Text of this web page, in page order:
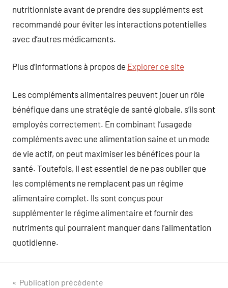
nutritionniste avant de prendre des suppléments est
recommandé pour éviter les interactions potentielles
avec d’autres médicaments.
Plus d’informations à propos de Explorer ce site
Les compléments alimentaires peuvent jouer un rôle
bénéfique dans une stratégie de santé globale, s’ils sont
employés correctement. En combinant l’usagede
compléments avec une alimentation saine et un mode
de vie actif, on peut maximiser les bénéfices pour la
santé. Toutefois, il est essentiel de ne pas oublier que
les compléments ne remplacent pas un régime
alimentaire complet. Ils sont conçus pour
supplémenter le régime alimentaire et fournir des
nutriments qui pourraient manquer dans l’alimentation
quotidienne.
Navigation
Publication précédente